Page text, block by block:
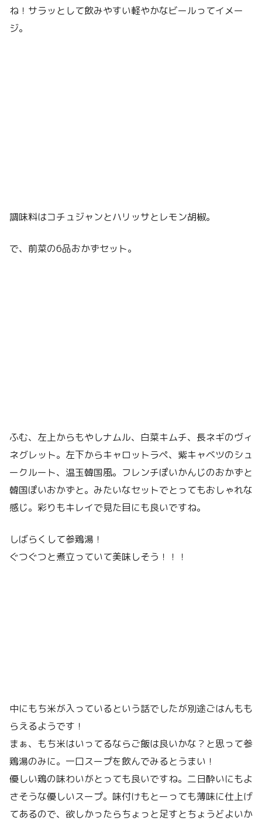
ね！サラッとして飲みやすい軽やかなビールってイメー
ジ。
調味料はコチュジャンとハリッサとレモン胡椒。
で、前菜の6品おかずセット。
ふむ、左上からもやしナムル、白菜キムチ、長ネギのヴィ
ネグレット。左下からキャロットラペ、紫キャベツのシュ
ークルート、温玉韓国風。フレンチぽいかんじのおかずと
韓国ぽいおかずと。みたいなセットでとってもおしゃれな
感じ。彩りもキレイで見た目にも良いですね。
しばらくして参鶏湯！
ぐつぐつと煮立っていて美味しそう！！！
中にもち米が入っているという話でしたが別途ごはんもも
らえるようです！
まぁ、もち米はいってるならご飯は良いかな？と思って参
鶏湯のみに。一口スープを飲んでみるとうまい！
優しい鶏の味わいがとっても良いですね。二日酔いにもよ
さそうな優しいスープ。味付けもとーっても薄味に仕上げ
てあるので、欲しかったらちょっと足すとちょうどよいか